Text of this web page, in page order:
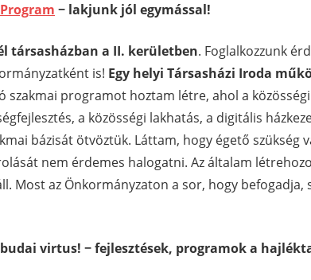
− lakjunk jól egymással!
társasházban a II. kerületben. Foglalkozzunk
is! Egy helyi Társasházi Iroda
szakmai programot hoztam létre, ahol a
a közösségi lakhatás, a digitális
bázisát ötvöztük. Láttam, hogy égető szükség
nem érdemes halogatni. Az általam
Most az Önkormányzaton a sor, hogy befogadja,
virtus! − fejlesztések, programok a